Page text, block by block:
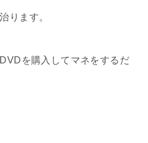
ります。
を購入してマネをするだ